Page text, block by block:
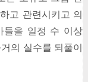
고 관련시키고 의
들을 일정 수 이상
의 실수를 되풀이